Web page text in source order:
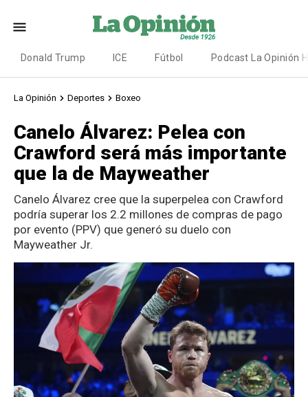
Donald Trump ICE Fútbol Podcast La Opinión
La Opinión Deportes Boxeo
Canelo Álvarez: Pelea con
Crawford será más importante
que la de Mayweather
Canelo Álvarez cree que la superpelea con Crawford
podría superar los 2.2 millones de compras de pago
por evento (PPV) que generó su duelo con
Mayweather Jr.